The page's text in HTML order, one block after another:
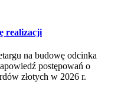
realizacji
na budowę odcinka
postępowań o
złotych w 2026 r.